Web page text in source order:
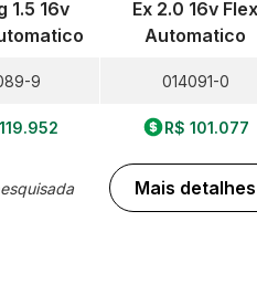
1.5 16v
9
Ex 2.0 16v Flex
Automatico
014091-0
R$ 101.077
Mais detalhes